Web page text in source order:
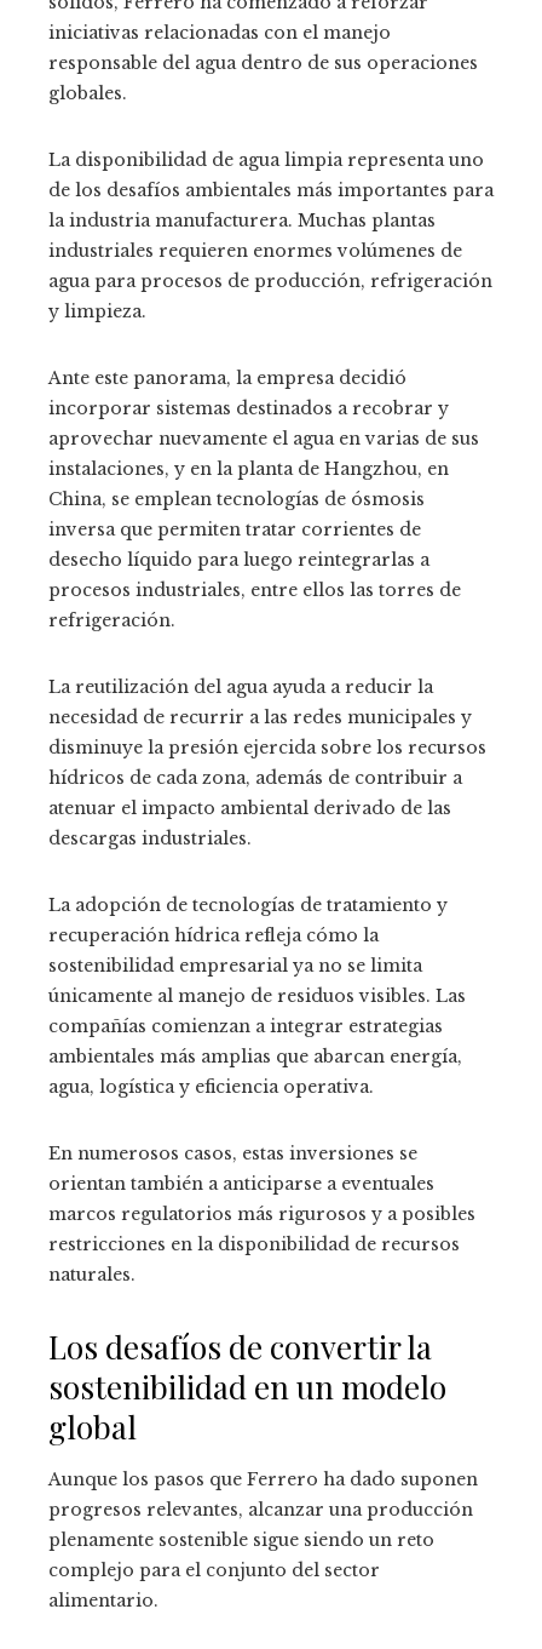
iniciativas relacionadas con el manejo
responsable del agua dentro de sus operaciones
globales.
La disponibilidad de agua limpia representa uno
de los desafíos ambientales más importantes para
la industria manufacturera. Muchas plantas
industriales requieren enormes volúmenes de
agua para procesos de producción, refrigeración
y limpieza.
Ante este panorama, la empresa decidió
incorporar sistemas destinados a recobrar y
aprovechar nuevamente el agua en varias de sus
instalaciones, y en la planta de Hangzhou, en
China, se emplean tecnologías de ósmosis
inversa que permiten tratar corrientes de
desecho líquido para luego reintegrarlas a
procesos industriales, entre ellos las torres de
refrigeración.
La reutilización del agua ayuda a reducir la
necesidad de recurrir a las redes municipales y
disminuye la presión ejercida sobre los recursos
hídricos de cada zona, además de contribuir a
atenuar el impacto ambiental derivado de las
descargas industriales.
La adopción de tecnologías de tratamiento y
recuperación hídrica refleja cómo la
sostenibilidad empresarial ya no se limita
únicamente al manejo de residuos visibles. Las
compañías comienzan a integrar estrategias
ambientales más amplias que abarcan energía,
agua, logística y eficiencia operativa.
En numerosos casos, estas inversiones se
orientan también a anticiparse a eventuales
marcos regulatorios más rigurosos y a posibles
restricciones en la disponibilidad de recursos
naturales.
Los desafíos de convertir la
sostenibilidad en un modelo
global
Aunque los pasos que Ferrero ha dado suponen
progresos relevantes, alcanzar una producción
plenamente sostenible sigue siendo un reto
complejo para el conjunto del sector
alimentario.